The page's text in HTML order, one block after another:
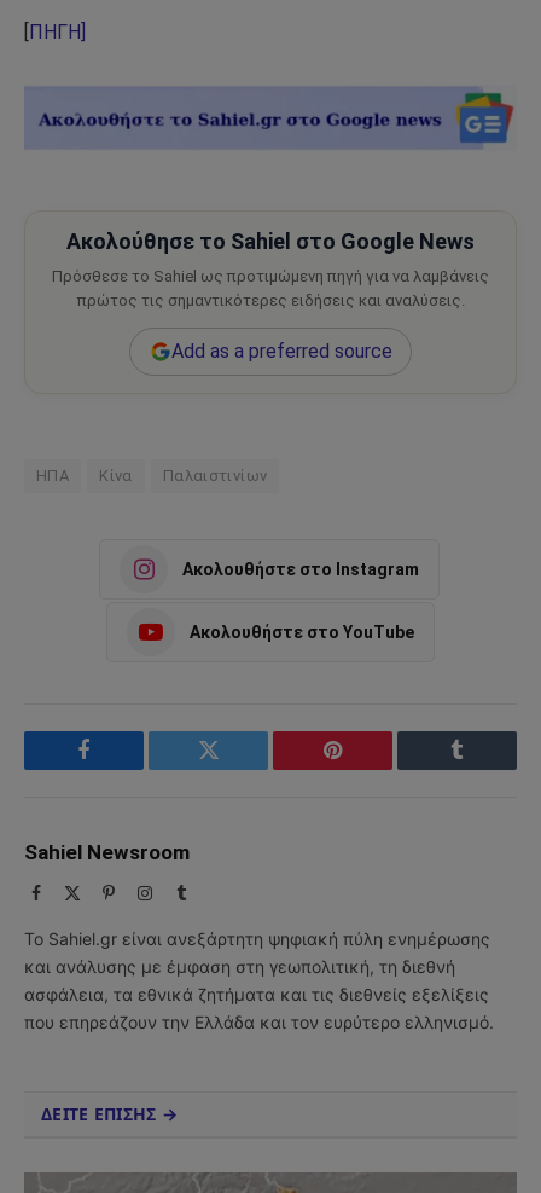
ΠΗΓΗ]
Ακολούθησε το Sahiel στο Google News
Πρόσθεσε το Sahiel ως προτιμώμενη πηγή για να λαμβάνεις
πρώτος τις σημαντικότερες ειδήσεις και αναλύσεις.
Add as a preferred source
ΗΠΑ Κίνα Παλαιστινίων
Ακολουθήστε στο Instagram
Ακολουθήστε στο YouTube
Facebook Twitter Pinterest Tumblr
Sahiel Newsroom
Facebook PinterestInstagram
Tumblr
Το Sahiel.gr είναι ανεξάρτητη ψηφιακή πύλη ενημέρωσης
και ανάλυσης με έμφαση στη γεωπολιτική, τη διεθνή
ασφάλεια, τα εθνικά ζητήματα και τις διεθνείς εξελίξεις
που επηρεάζουν την Ελλάδα και τον ευρύτερο ελληνισμό.
ΔΕΙΤΕ ΕΠΙΣΗΣ →